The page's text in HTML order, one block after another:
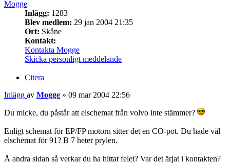
Mogge
Inlägg: 1283
Blev medlem: 29 jan 2004 21:35
Ort: Skåne
Kontakt:
Kontakta Mogge
Skicka personligt meddelande
Citera
Inlägg av Mogge » 09 mar 2004 22:56
Du micke, du påstår att elschemat från volvo inte stämmer?
Enligt schemat för EP/FP motorn sitter det en CO-pot. Du hade väl
elschemat för 91? B 7 heter prylen.
Å andra sidan så verkar du ha hittat felet? Var det ärjat i kontakten?